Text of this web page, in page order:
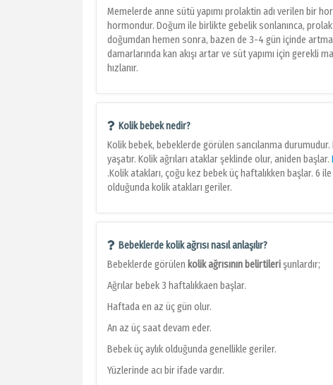
Memelerde anne sütü yapımı prolaktin adı verilen bir
hormondur. Doğum ile birlikte gebelik sonlanınca,
doğumdan hemen sonra, bazen de 3-4 gün içinde
damarlarında kan akışı artar ve süt yapımı için gerekli
hızlanır.
Kolik bebek nedir?
Kolik bebek, bebeklerde görülen sancılanma
yaşatır. Kolik ağrıları ataklar şeklinde olur, aniden başlar.
.Kolik atakları, çoğu kez bebek üç haftalıkken başlar. 6
olduğunda kolik atakları geriler.
Bebeklerde kolik ağrısı nasıl anlaşılır?
Bebeklerde görülen kolik ağrısının belirtilerişunlardır;
Ağrılar bebek 3 haftalıkkaen başlar.
Haftada en az üç gün olur.
An az üç saat devam eder.
Bebek üç aylık olduğunda genellikle geriler.
Yüzlerinde acı bir ifade vardır.